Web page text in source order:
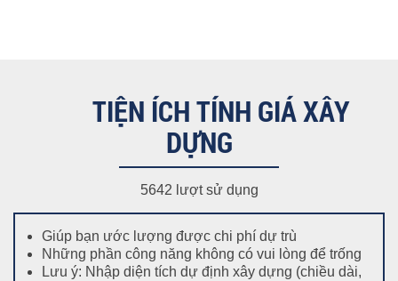
TIỆN ÍCH TÍNH GIÁ XÂY
DỰNG
5642 lượt sử dụng
Giúp bạn ước lượng được chi phí dự trù
Những phần công năng không có vui lòng để trống
Lưu ý: Nhập diện tích dự định xây dựng (chiều dài,